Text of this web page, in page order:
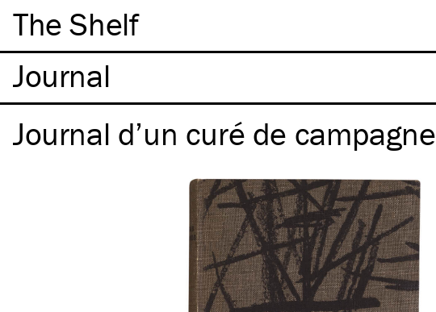
The Shelf
Journal d’un curé de campagne